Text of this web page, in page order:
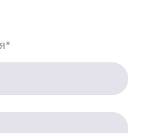
*